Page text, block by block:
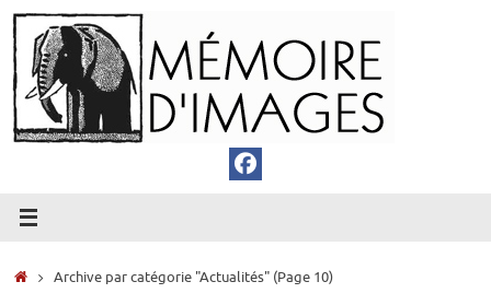
Passer
au
contenu
Accueil
Archive par catégorie "Actualités" (Page 10)